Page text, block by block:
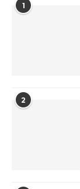
1
2